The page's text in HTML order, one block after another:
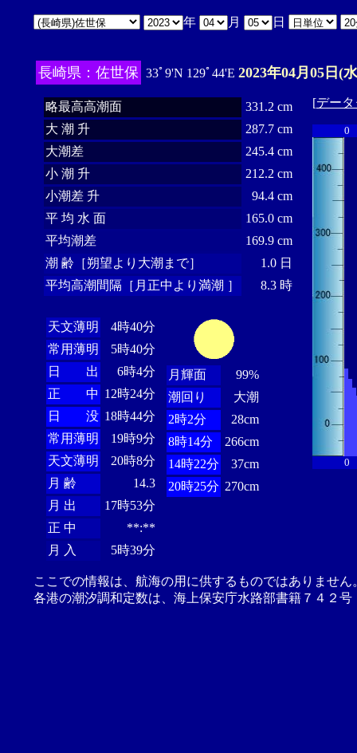
年 月 日
長崎県：佐世保 33ﾟ9'N 129ﾟ44'E 2023年04月05日(
略最高高潮面
331.2 cm
大 潮 升
287.7 cm
大潮差
245.4 cm
小 潮 升
212.2 cm
小潮差 升
94.4 cm
平 均 水 面
165.0 cm
平均潮差
169.9 cm
潮 齢［朔望より大潮まで］
1.0 日
平均高潮間隔［月正中より満潮 ］
8.3 時
天文薄明
4時40分
常用薄明
5時40分
日 出
6時4分
正 中 12時24分
日 没 18時44分
常用薄明
19時9分
天文薄明
20時8分
月 齢
14.3
月 出
17時53分
正 中
**:**
月 入
5時39分
月輝面
99%
潮回り
大潮
2時2分
28cm
8時14分
266cm
14時22分
37cm
20時25分 270cm
[デー
0
0
ここでの情報は、航海の用に供するものではありませ
各港の潮汐調和定数は、海上保安庁水路部書籍７４２